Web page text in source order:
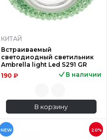
КИТАЙ
Встраиваемый
светодиодный светильник
Ambrella light Led S291 GR
190 ₽
В наличии
В корзину
NEW 20%